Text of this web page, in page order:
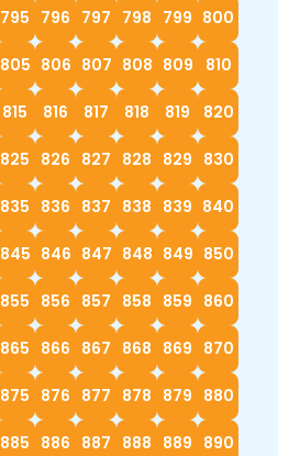
795 796 797 798 799 800
805 806 807 808 809 810
815 816 817 818 819 820
825 826 827 828 829 830
835 836 837 838 839 840
845 846 847 848 849 850
855 856 857 858 859 860
865 866 867 868 869 870
875 876 877 878 879 880
885 886 887 888 889 890